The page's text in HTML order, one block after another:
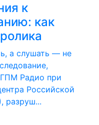
к
как
а слушать — не
Радио при
Российской
разруш...